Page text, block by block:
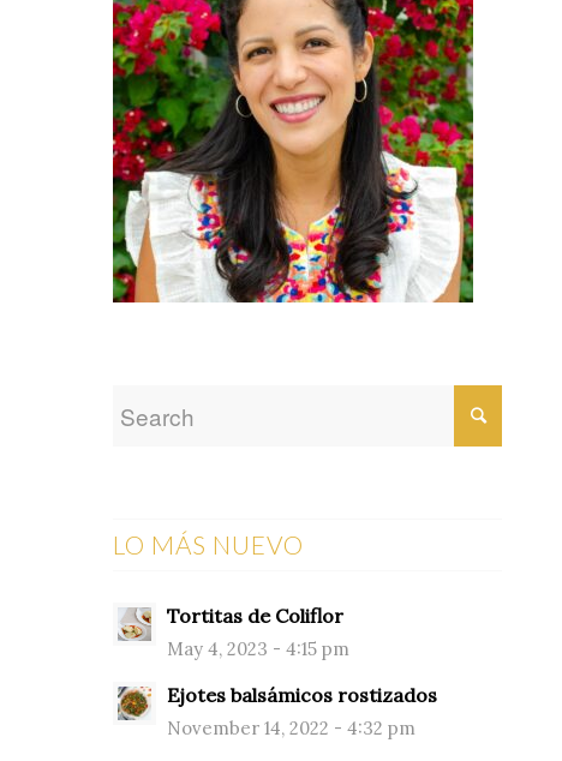
LO MÁS NUEVO
Tortitas de Coliflor
May 4, 2023 - 4:15 pm
Ejotes balsámicos rostizados
November 14, 2022 - 4:32 pm